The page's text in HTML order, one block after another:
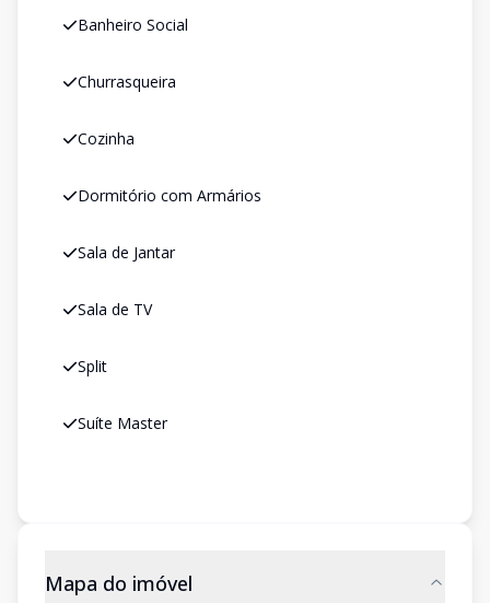
Banheiro Social
Churrasqueira
Cozinha
Dormitório com Armários
Sala de Jantar
Sala de TV
Split
Suíte Master
Mapa do imóvel